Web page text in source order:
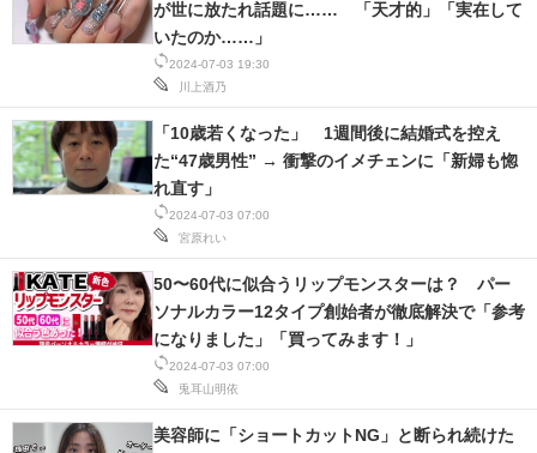
2024-07-03 19:30
川上酒乃
が世に放たれ話題に…… 「天才的」「実在して
いたのか……」
2024-07-03 07:00
宮原れい
「10歳若くなった」 1週間後に結婚式を控え
た“47歳男性” → 衝撃のイメチェンに「新婦も惚
れ直す」
2024-07-03 07:00
兎耳山明依
50〜60代に似合うリップモンスターは？ パー
ソナルカラー12タイプ創始者が徹底解決で「参考
になりました」「買ってみます！」
美容師に「ショートカットNG」と断られ続けた